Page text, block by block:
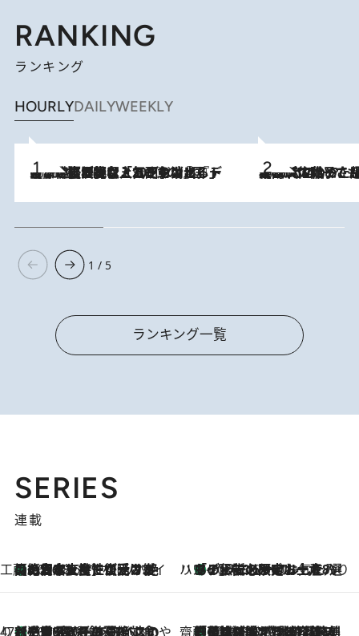
RANKING
ランキング
HOURLYDAILYWEEKLY
2026.8.5
【なぜ吉沢亮は「気配を消せる」のか？】興行収入208億の『国宝』を経て挑むミュージカル『ディア・エヴァン・ハンセン』。トップ俳優が舞台上でさらけ出した“孤独”とは 2026.8.5
【阿川佐和子さんの年とる力】なぜ70代で始めた趣味は“こんなに楽しい”のか？ ピアノ、俳句…スランプに陥っても続けられる“ある秘訣”とは
1 / 5
ランキング一覧
SERIES
連載
工藤まやのおもてなしハワイ
2026.8.6
【ハワイ土産】ローカルの絶大な支持で復活！ 絶品の幻クッキー《元ファンの日本人女性が受け継いだ名店》 ハワイ賢者 リサのお気に入りリスト2026.8.6
あの伝説の限定トートも！ リニューアルした「ディーン＆デルーカ ハワイ」で必須のお土産8選
47都道府県の手みやげ ひんやりスイーツで夏を満喫
2026.8.6
【三重県】この夏絶対食べたい 冷やしておいしいおやつ3選 お餅×アイスの新感覚スイーツ 齋藤 薫 美容脳ルネサンス
2026.8.6
「荷物が増えるほど旅ストレスは増す」美容ジャーナリストがたどり着いた最終結論。“化粧品を劇的に減らす”感動の凝縮美容とは